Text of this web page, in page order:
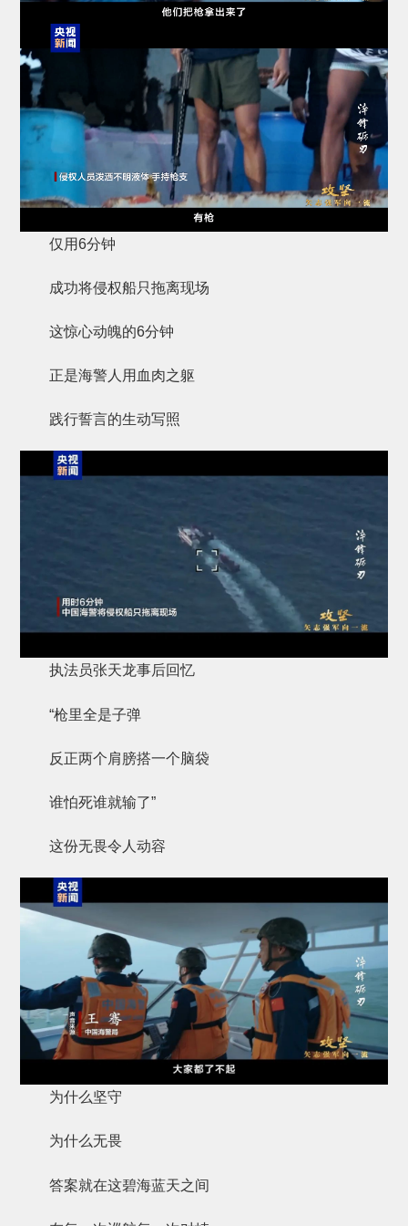
仅用6分钟
成功将侵权船只拖离现场
这惊心动魄的6分钟
正是海警人用血肉之躯
践行誓言的生动写照
执法员张天龙事后回忆
“枪里全是子弹
反正两个肩膀搭一个脑袋
谁怕死谁就输了”
这份无畏令人动容
为什么坚守
为什么无畏
答案就在这碧海蓝天之间